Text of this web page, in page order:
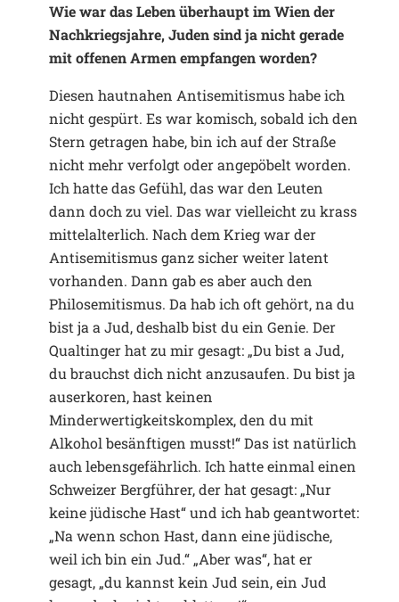
Wie war das Leben überhaupt im Wien der
Nachkriegsjahre, Juden sind ja nicht gerade
mit offenen Armen empfangen worden?
Diesen hautnahen Antisemitismus habe ich
nicht gespürt. Es war komisch, sobald ich den
Stern getragen habe, bin ich auf der Straße
nicht mehr verfolgt oder angepöbelt worden.
Ich hatte das Gefühl, das war den Leuten
dann doch zu viel. Das war vielleicht zu krass
mittelalterlich. Nach dem Krieg war der
Antisemitismus ganz sicher weiter latent
vorhanden. Dann gab es aber auch den
Philosemitismus. Da hab ich oft gehört, na du
bist ja a Jud, deshalb bist du ein Genie. Der
Qualtinger hat zu mir gesagt: „Du bist a Jud,
du brauchst dich nicht anzusaufen. Du bist ja
auserkoren, hast keinen
Minderwertigkeitskomplex, den du mit
Alkohol besänftigen musst!“ Das ist natürlich
auch lebensgefährlich. Ich hatte einmal einen
Schweizer Bergführer, der hat gesagt: „Nur
keine jüdische Hast“ und ich hab geantwortet:
„Na wenn schon Hast, dann eine jüdische,
weil ich bin ein Jud.“ „Aber was“, hat er
gesagt, „du kannst kein Jud sein, ein Jud